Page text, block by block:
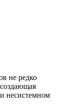
не редко
несистемном